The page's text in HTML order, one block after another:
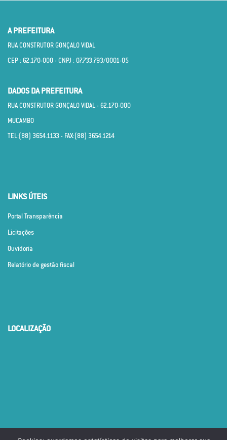
A PREFEITURA
RUA CONSTRUTOR GONÇALO VIDAL
CEP : 62.170­-000 - CNPJ : 07.733.793/0001­-05
DADOS DA PREFEITURA
RUA CONSTRUTOR GONÇALO VIDAL - 62.170­-000
MUCAMBO
TEL:(88) 3654.1133 - FAX:(88) 3654.1214
LINKS ÚTEIS
Portal Transparência
Licitações
Ouvidoria
Relatório de gestão fiscal
LOCALIZAÇÃO